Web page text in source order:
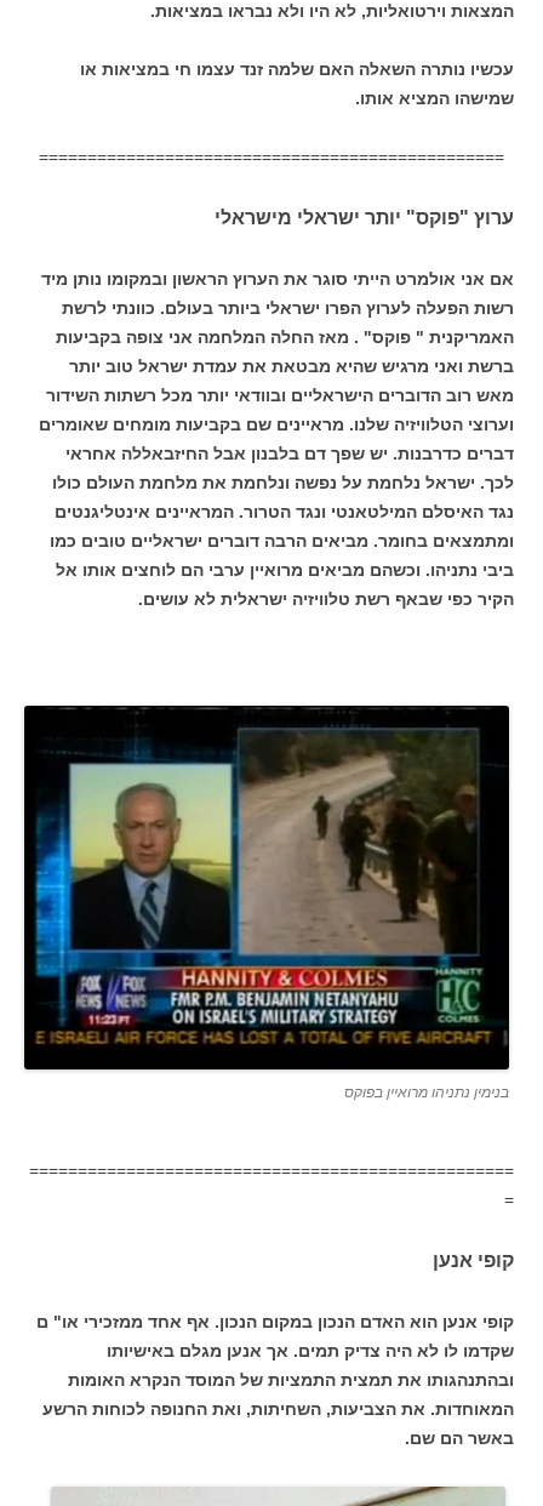
המצאות וירטואליות, לא היו ולא נבראו במציאות.
עכשיו נותרה השאלה האם שלמה זנד עצמו חי במציאות או
שמישהו המציא אותו.
================================================
ערוץ "פוקס" יותר ישראלי מישראלי
אם אני אולמרט הייתי סוגר את הערוץ הראשון ובמקומו נותן מיד
רשות הפעלה לערוץ הפרו ישראלי ביותר בעולם. כוונתי לרשת
האמריקנית " פוקס" . מאז החלה המלחמה אני צופה בקביעות
ברשת ואני מרגיש שהיא מבטאת את עמדת ישראל טוב יותר
מאש רוב הדוברים הישראליים ובוודאי יותר מכל רשתות השידור
וערוצי הטלוויזיה שלנו. מראיינים שם בקביעות מומחים שאומרים
דברים כדרבנות. יש שפך דם בלבנון אבל החיזבאללה אחראי
לכך. ישראל נלחמת על נפשה ונלחמת את מלחמת העולם כולו
נגד האיסלם המילטאנטי ונגד הטרור. המראיינים אינטליגנטים
ומתמצאים בחומר. מביאים הרבה דוברים ישראליים טובים כמו
ביבי נתניהו. וכשהם מביאים מרואיין ערבי הם לוחצים אותו אל
הקיר כפי שבאף רשת טלוויזיה ישראלית לא עושים.
בנימין נתניהו מרואיין בפוקס
==================================================
=
קופי אנען
קופי אנען הוא האדם הנכון במקום הנכון. אף אחד ממזכירי או" ם
שקדמו לו לא היה צדיק תמים. אך אנען מגלם באישיותו
ובהתנהגותו את תמצית התמציות של המוסד הנקרא האומות
המאוחדות. את הצביעות, השחיתות, ואת החנופה לכוחות הרשע
באשר הם שם.